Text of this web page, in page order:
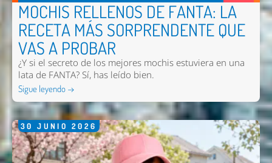
MOCHIS RELLENOS DE FANTA: LA
RECETA MÁS SORPRENDENTE QUE
VAS A PROBAR
¿Y si el secreto de los mejores mochis estuviera en una
lata de FANTA? Sí, has leído bien.
Sigue leyendo →
30 JUNIO 2026